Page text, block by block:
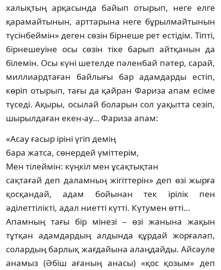
халықтың арқасында байып отырып, неге елге
қарамайтынын, арттарына неге бұрылмайтынын
түсінбеймін» деген сө­зін бірнеше рет естідім. Тіпті,
бірнешеуіне осы сөзін тіке барып айтқанын да
білемін. Осы күні шетелде пәленбай пәтер, сарай,
мил­лиардтаған байлығы бар адамдарды естіп,
көріп отырып, тағы да қайран Фариза апам есіме
түседі. Ақыры, осылай боларын сол уақытта сезіп,
шырылдаған екен-ау… Фари­за апам:
«Асау ғасыр іріні үгіп демің
бара жатса, сөнердей үміттерім,
Мен тілеймін: күңкіл мен ұсақтықтан
сақтағай деп даламның жігіттерін» деп өзі жырға
қосқандай, адам бойынан тек ірілік пен
әділеттілікті, адал ниетті күтті. Күту­мен өтті…
Апамның тағы бір мінезі – өзі жанына жа­қын
тұтқан адамдардың алдында құрдай жорғалап,
солардың барлық жағдайына алаң­дайды. Айсәуле
анамыз (Әбіш ағаның анасы) «қос қозым» деп